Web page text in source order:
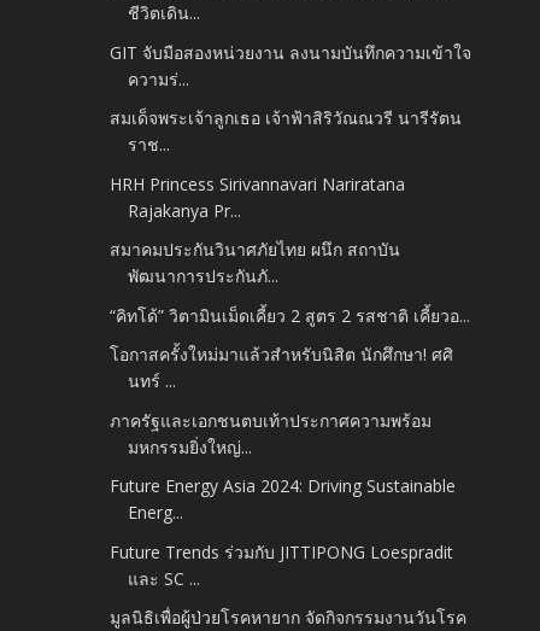
ชีวิตเดิน...
GIT จับมือสองหน่วยงาน ลงนามบันทึกความเข้าใจ
ความร่...
สมเด็จพระเจ้าลูกเธอ เจ้าฟ้าสิริวัณณวรี นารีรัตน
ราช...
HRH Princess Sirivannavari Nariratana
Rajakanya Pr...
สมาคมประกันวินาศภัยไทย ผนึก สถาบัน
พัฒนาการประกันภั...
“คิทโด้” วิตามินเม็ดเคี้ยว 2 สูตร 2 รสชาติ เคี้ยวอ...
โอกาสครั้งใหม่มาแล้วสำหรับนิสิต นักศึกษา! ศศิ
นทร์ ...
ภาครัฐและเอกชนตบเท้าประกาศความพร้อม
มหกรรมยิ่งใหญ่...
Future Energy Asia 2024: Driving Sustainable
Energ...
Future Trends ร่วมกับ JITTIPONG Loespradit
และ SC ...
มูลนิธิเพื่อผู้ป่วยโรคหายาก จัดกิจกรรมงานวันโรค